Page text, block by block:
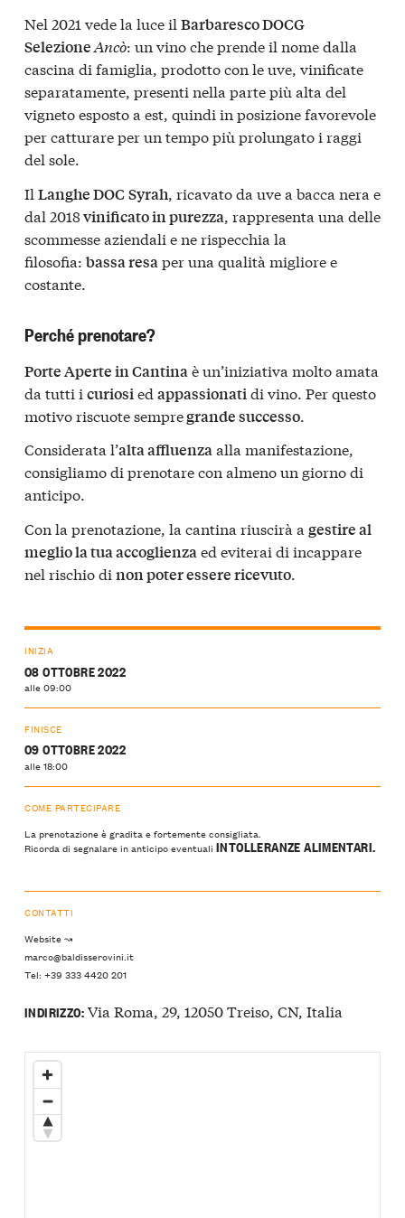
Nel 2021 vede la luce il Barbaresco DOCG
SelezioneAncò: un vino che prende il nome dalla
cascina di famiglia, prodotto con le uve, vinificate
separatamente, presenti nella parte più alta del
vigneto esposto a est, quindi in posizione favorevole
per catturare per un tempo più prolungato i raggi
del sole.
Il Langhe DOCSyrah , ricavato da uve a bacca nera e
dal 2018vinificato in purezza , rappresenta una delle
scommesse aziendali e ne rispecchia la
filosofia: bassa resa per una qualità migliore e
costante.
Perché prenotare?
Porte Aperte in Cantinaè un’iniziativa molto amata
da tutti i curiosied appassionatidi vino. Per questo
motivo riscuote sempregrande successo.
Considerata l’alta affluenzaalla manifestazione,
consigliamo di prenotare con almeno un giorno di
anticipo.
Con la prenotazione, la cantina riuscirà a gestire al
meglio la tua accoglienzaed eviterai di incappare
nel rischio di non poter essere ricevuto.
INIZIA
08 OTTOBRE 2022
alle 09:00
FINISCE
09 OTTOBRE 2022
alle 18:00
COME PARTECIPARE
La prenotazione è gradita e fortemente consigliata.
Ricorda di segnalare in anticipo eventuali INTOLLERANZE ALIMENTARI.
CONTATTI
Website ↝
marco@baldisserovini.it
Tel: +39 333 4420 201
INDIRIZZO:Via Roma, 29, 12050 Treiso, CN, Italia